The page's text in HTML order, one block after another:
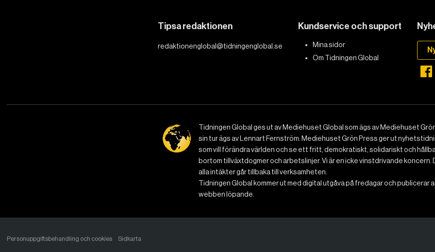
Tipsa redaktionen
redaktionenglobal@tidningenglobal.se
Kundservice och support
Mina sidor
Om Tidningen Global
Tidningen Global ges ut av Mediehuset Global som ägs av Mediehuset
sin tur ägs av Lennart Fernström. Mediehuset Grön Press ger ut
som vill förändra världen och se ett fritt, demokratiskt, solidariskt och
bortom tillväxtdogmer och arbetslinjer. Vi är en icke vinstdrivande koncern.
alla intäkter går tillbaka till verksamheten.
Tidningen Global kommer ut med digital utgåva på fredagar och publicerar
webben löpande.
Personuppgiftsbehandling och cookies Sidkarta